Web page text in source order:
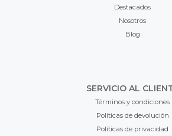
Destacados
Nosotros
Blog
SERVICIO AL
Términos y condiciones
Políticas de devolución
Políticas de privacidad